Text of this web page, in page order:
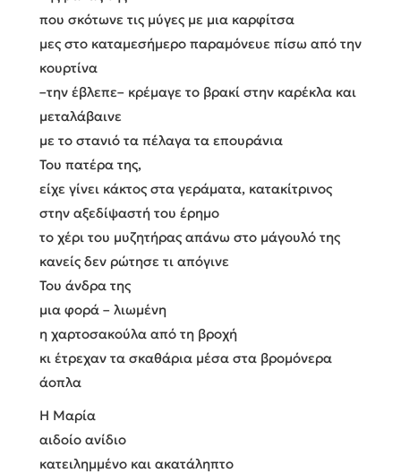
που σκότωνε τις μύγες με μια καρφίτσα
μες στο καταμεσήμερο παραμόνευε πίσω από την
κουρτίνα
–την έβλεπε– κρέμαγε το βρακί στην καρέκλα και
μεταλάβαινε
με το στανιό τα πέλαγα τα επουράνια
Του πατέρα της,
είχε γίνει κάκτος στα γεράματα, κατακίτρινος
στην αξεδίψαστή του έρημο
το χέρι του μυζητήρας απάνω στο μάγουλό της
κανείς δεν ρώτησε τι απόγινε
Του άνδρα της
μια φορά – λιωμένη
η χαρτοσακούλα από τη βροχή
κι έτρεχαν τα σκαθάρια μέσα στα βρομόνερα
άοπλα
Η Μαρία
αιδοίο ανίδιο
κατειλημμένο και ακατάληπτο